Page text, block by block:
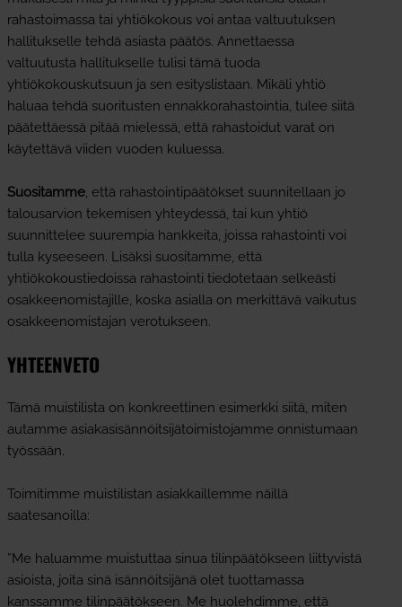
rahastoimassa tai yhtiökokous voi antaa valtuutuksen
hallitukselle tehdä asiasta päätös. Annettaessa
valtuutusta hallitukselle tulisi tämä tuoda
yhtiökokouskutsuun ja sen esityslistaan. Mikäli yhtiö
haluaa tehdä suoritusten ennakkorahastointia, tulee siitä
päätettäessä pitää mielessä, että rahastoidut varat on
käytettävä viiden vuoden kuluessa.
Suositamme, että rahastointipäätökset suunnitellaan jo
talousarvion tekemisen yhteydessä, tai kun yhtiö
suunnittelee suurempia hankkeita, joissa rahastointi voi
tulla kyseeseen. Lisäksi suositamme, että
yhtiökokoustiedoissa rahastointi tiedotetaan selkeästi
osakkeenomistajille, koska asialla on merkittävä vaikutus
osakkeenomistajan verotukseen.
YHTEENVETO
Tämä muistilista on konkreettinen esimerkki siitä, miten
autamme asiakasisännöitsijätoimistojamme onnistumaan
työssään.
Toimitimme muistilistan asiakkaillemme näillä
saatesanoilla:
”Me haluamme muistuttaa sinua tilinpäätökseen liittyvistä
asioista, joita sinä isännöitsijänä olet tuottamassa
kanssamme tilinpäätökseen. Me huolehdimme, että